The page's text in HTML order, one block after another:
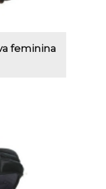
feminina